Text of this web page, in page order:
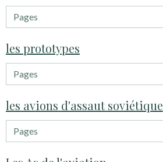
les prototypes
les avions d'assaut soviétique